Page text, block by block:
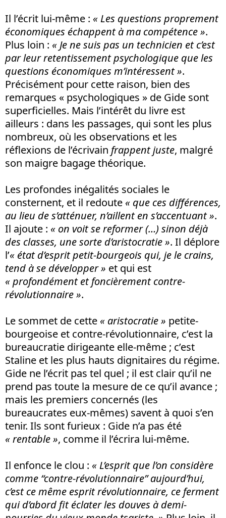
Il l’écrit lui-même : « Les questions proprement
économiques échappent à ma compétence ».
Plus loin : « Je ne suis pas un technicien et c’est
par leur retentissement psychologique que les
questions économiques m’intéressent ».
Précisément pour cette raison, bien des
remarques « psychologiques » de Gide sont
superficielles. Mais l’intérêt du livre est
ailleurs : dans les passages, qui sont les plus
nombreux, où les observations et les
réflexions de l’écrivain frappentjuste, malgré
son maigre bagage théorique.
Les profondes inégalités sociales le
consternent, et il redoute « que ces différences,
au lieu de s’atténuer, n’aillent en s’accentuant ».
Il ajoute : « on voit se reformer (…) sinon déjà
des classes, une sorte d’aristocratie ». Il déplore
l’« état d’esprit petit-bourgeois qui, je le crains,
tend à se développer » et qui est
« profondément et foncièrement contre-
révolutionnaire ».
Le sommet de cette « aristocratie » petite-
bourgeoise et contre-révolutionnaire, c’est la
bureaucratie dirigeante elle-même ; c’est
Staline et les plus hauts dignitaires du régime.
Gide ne l’écrit pas tel quel ; il est clair qu’il ne
prend pas toute la mesure de ce qu’il avance ;
mais les premiers concernés (les
bureaucrates eux-mêmes) savent à quoi s’en
tenir. Ils sont furieux : Gide n’a pas été
« rentable », comme il l’écrira lui-même.
Il enfonce le clou : « L’esprit que l’on considère
comme “contre-révolutionnaire” aujourd’hui,
c’est ce même esprit révolutionnaire, ce ferment
qui d’abord fit éclater les douves à demi-